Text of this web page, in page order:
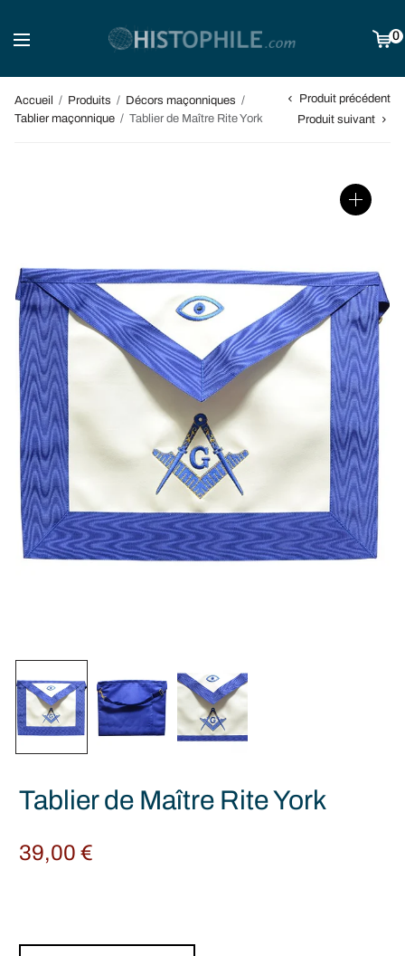
0
Accueil / Produits / Décors maçonniques /
Tablier maçonnique / Tablier de Maître Rite York
Produit précédent
Produit suivant
Tablier de Maître Rite York
39,00€